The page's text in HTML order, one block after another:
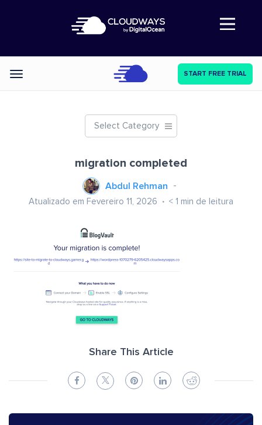
Abre a navegação
Categories START FREE TRIAL
Select Category
migration completed
Abdul Rehman
Atualizado em Fevereiro 11, 2026 < 1 min de leitura
Share This Article